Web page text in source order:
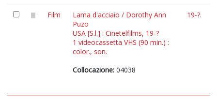
Film
Lama d'acciaio / Dorothy Ann
Puzo
USA [S.l.] : Cinetelfilms, 19-?
1 videocassetta VHS (90 min.) :
color., son.
Collocazione: 04038
19-?.